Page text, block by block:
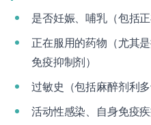
是否妊娠、哺乳（包括正
正在服用的药物（尤其
免疫抑制剂）
过敏史（包括麻醉剂利多
活动性感染、自身免疫